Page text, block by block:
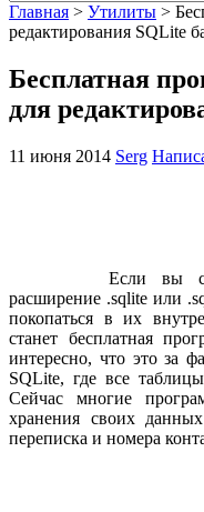
Главная > Утилиты >
редактирования SQLite
Бесплатная
для
11 июня 2014 Serg
Если вы
расширение .sqlite или
покопаться в их
станет бесплатная
интересно, что это за
SQLite, где все
Сейчас многие
хранения своих
переписка и номера